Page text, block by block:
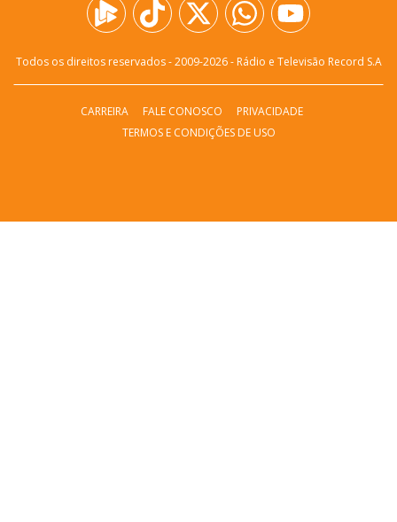
Todos os direitos reservados - 2009-2026- Rádio e Televisão Record S.A
CARREIRA FALE CONOSCO
PRIVACIDADE
TERMOS E CONDIÇÕES DE USO